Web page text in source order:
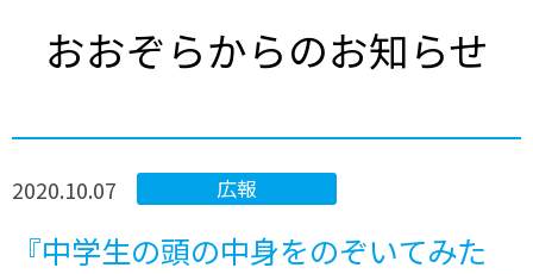
おおぞらからのお知らせ
2020.10.07 広報
『中学生の頭の中身をのぞいてみた